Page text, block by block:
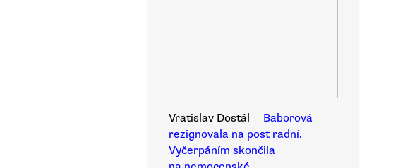
Vratislav Dostál
Baborová
rezignovala na post radní.
Vyčerpáním skončila